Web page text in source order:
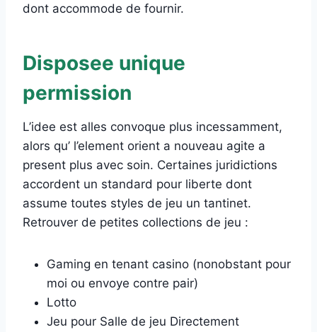
dont accommode de fournir.
Disposee unique
permission
L’idee est alles convoque plus incessamment,
alors qu’ l’element orient a nouveau agite a
present plus avec soin. Certaines juridictions
accordent un standard pour liberte dont
assume toutes styles de jeu un tantinet.
Retrouver de petites collections de jeu :
Gaming en tenant casino (nonobstant pour
moi ou envoye contre pair)
Lotto
Jeu pour Salle de jeu Directement